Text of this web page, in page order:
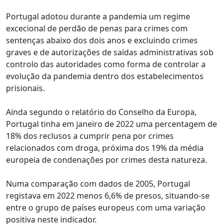
Portugal adotou durante a pandemia um regime
excecional de perdão de penas para crimes com
sentenças abaixo dos dois anos e excluindo crimes
graves e de autorizações de saídas administrativas sob
controlo das autoridades como forma de controlar a
evolução da pandemia dentro dos estabelecimentos
prisionais.
Ainda segundo o relatório do Conselho da Europa,
Portugal tinha em janeiro de 2022 uma percentagem de
18% dos reclusos a cumprir pena por crimes
relacionados com droga, próxima dos 19% da média
europeia de condenações por crimes desta natureza.
Numa comparação com dados de 2005, Portugal
registava em 2022 menos 6,6% de presos, situando-se
entre o grupo de países europeus com uma variação
positiva neste indicador.